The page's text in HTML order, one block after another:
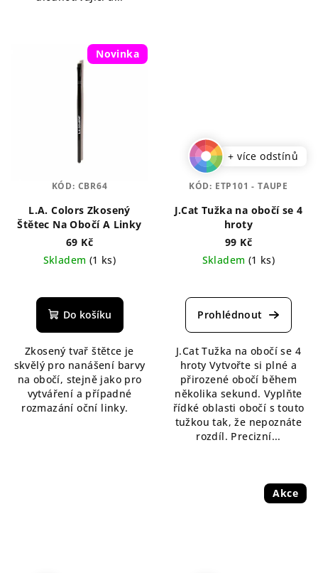
Novinka
L.A. Colors Zkosený
Štětec Na Obočí A Linky
69 Kč
Skladem (1 ks)
hodnocení
produktu
z
5
hvězdiček.
Do košíku
Zkosený tvař štětce je
skvělý pro nanášení barvy
na obočí, stejně jako pro
vytváření a případné
rozmazání oční linky.
KÓD: CBR64
+ více odstínů
J.Cat Tužka na obočí se 4
hroty
99 Kč
Skladem (1 ks)
hodnocení
produktu
z
5
hvězdiček.
J.Cat Tužka na obočí se 4
hroty Vytvořte si plné a
přirozené obočí během
několika sekund. Vyplňte
řídké oblasti obočí s touto
tužkou tak, že nepoznáte
rozdíl. Precizní...
KÓD: ETP101 - TAUPE
Akce